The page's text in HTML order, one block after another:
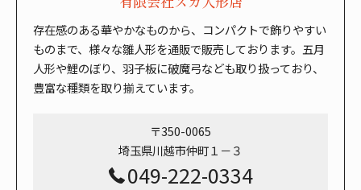
存在感のある華やかなものから、コンパクトで飾りやすい
ものまで、様々な雛人形を通販で販売しております。五月
人形や鯉のぼり、羽子板に破魔弓なども取り扱っており、
豊富な種類を取り揃えています。
〒350-0065
埼玉県川越市仲町１－３
049-222-0334